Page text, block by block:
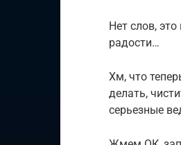
Нет слов,
радости…
Хм, что
делать,
серьезные